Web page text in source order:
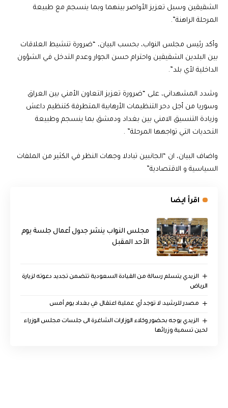
الشقيقين وسبل تعزيز الأواصر بينهما وبما ينسجم مع طبيعة
المرحلة الراهنة”.
وأكد رئيس مجلس النواب، بحسب البيان، “ضرورة تنشيط العلاقات
بين البلدين الشقيقين واحترام حسن الجوار وعدم التدخل في الشؤون
الداخلية لأي بلد”.
وشدد المشهداني، على “ضرورة تعزيز التعاون الأمني بين العراق
وسوريا من أجل دحر التنظيمات الأرهابية المتطرفة كتنظيم داعش
وزيادة التنسيق الامني بين بغداد ودمشق بما ينسجم وطبيعة
التحديات التي تواجهها المرحلة” .
واضاف البيان، ان “الجانبين تبادلا وجهات النظر في الكثير من الملفات
السياسية و الاقتصادية”
اقرأ ايضا
مجلس النواب ينشر جدول أعمال جلسة يوم
الأحد المقبل
الزيدي يتسلم رسالة من القيادة السعودية تتضمن تجديد دعوته لزيارة
الرياض
مصدر للرشيد: لا توجد أي عملية اعتقال في بغداد يوم أمس
الزيدي يوجه بحضور وكلاء الوزارات الشاغرة الى جلسات مجلس الوزراء
لحين تسمية وزرائها